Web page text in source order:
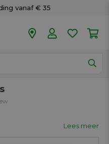
vanaf € 35
50 winkels
Lees meer